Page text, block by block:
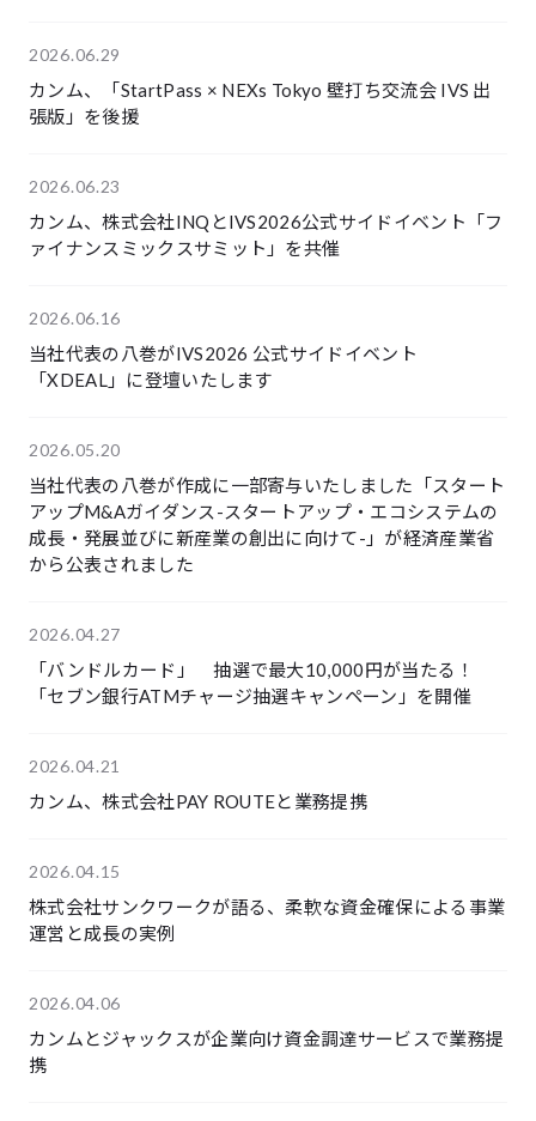
2026.06.29
カンム、「StartPass × NEXs Tokyo 壁打ち交流会 IVS 出
張版」を後援
2026.06.23
カンム、株式会社INQとIVS2026公式サイドイベント「フ
ァイナンスミックスサミット」を共催
2026.06.16
当社代表の八巻がIVS2026 公式サイドイベント
「XDEAL」に登壇いたします
2026.05.20
当社代表の八巻が作成に一部寄与いたしました「スタート
アップM&Aガイダンス-スタートアップ・エコシステムの
成長・発展並びに新産業の創出に向けて-」が経済産業省
から公表されました
2026.04.27
「バンドルカード」 抽選で最大10,000円が当たる！
「セブン銀行ATMチャージ抽選キャンペーン」を開催
2026.04.21
カンム、株式会社PAY ROUTEと業務提携
2026.04.15
株式会社サンクワークが語る、柔軟な資金確保による事業
運営と成長の実例
2026.04.06
カンムとジャックスが企業向け資金調達サービスで業務提
携